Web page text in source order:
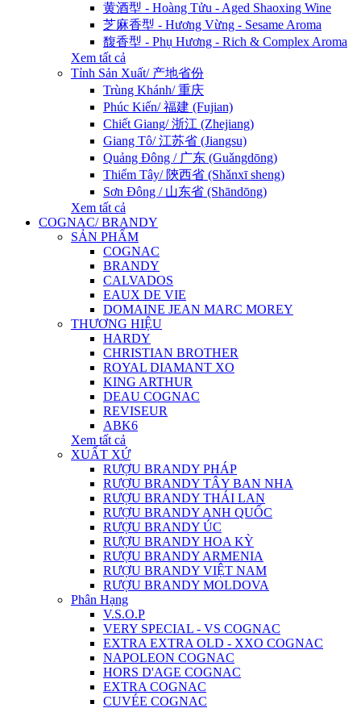
黄酒型 - Hoàng Tửu - Aged Shaoxing Wine
芝麻香型 - Hương Vừng - Sesame Aroma
馥香型 - Phụ Hương - Rich & Complex Aroma
Xem tất cả
Tỉnh Sản Xuất/ 产地省份
Trùng Khánh/ 重庆
Phúc Kiến/ 福建 (Fujian)
Chiết Giang/ 浙江 (Zhejiang)
Giang Tô/ 江苏省 (Jiangsu)
Quảng Đông / 广东 (Guǎngdōng)
Thiểm Tây/ 陝西省 (Shǎnxī sheng)
Sơn Đông / 山东省 (Shāndōng)
Xem tất cả
COGNAC/ BRANDY
SẢN PHẨM
COGNAC
BRANDY
CALVADOS
EAUX DE VIE
DOMAINE JEAN MARC MOREY
THƯƠNG HIỆU
HARDY
CHRISTIAN BROTHER
ROYAL DIAMANT XO
KING ARTHUR
DEAU COGNAC
REVISEUR
ABK6
Xem tất cả
XUẤT XỨ
RƯỢU BRANDY PHÁP
RƯỢU BRANDY TÂY BAN NHA
RƯỢU BRANDY THÁI LAN
RƯỢU BRANDY ANH QUỐC
RƯỢU BRANDY ÚC
RƯỢU BRANDY HOA KỲ
RƯỢU BRANDY ARMENIA
RƯỢU BRANDY VIỆT NAM
RƯỢU BRANDY MOLDOVA
Phân Hạng
V.S.O.P
VERY SPECIAL - VS COGNAC
EXTRA EXTRA OLD - XXO COGNAC
NAPOLEON COGNAC
HORS D'AGE COGNAC
EXTRA COGNAC
CUVÉE COGNAC